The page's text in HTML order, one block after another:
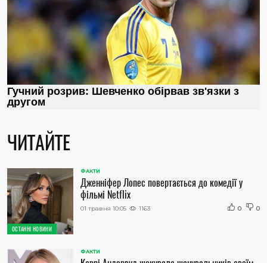
ЧИТАЙТЕ
ОСТАННІ НОВИНИ
ФАКТИ
Дженніфер Лопес повертається до комедії у
фільмі Netflix
01 травня 10:05 1163 0 0
ФАКТИ